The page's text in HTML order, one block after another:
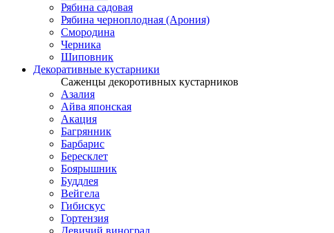
Рябина садовая
Рябина черноплодная (Арония)
Смородина
Черника
Шиповник
Декоративные кустарники
Саженцы декоротивных кустарников
Азалия
Айва японская
Акация
Багрянник
Барбарис
Бересклет
Боярышник
Буддлея
Вейгела
Гибискус
Гортензия
Девичий виноград